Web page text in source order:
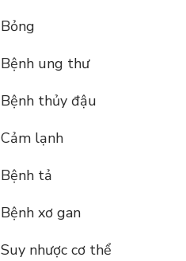
Bỏng
Bệnh ung thư
Bệnh thủy đậu
Cảm lạnh
Bệnh tả
Bệnh xơ gan
Suy nhược cơ thể